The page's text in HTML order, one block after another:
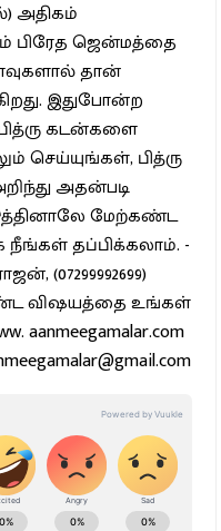
அதிகம்
பிரேத ஜென்மத்தை
தான்
இதுபோன்ற
கடன்களை
செய்யுங்கள், பித்ரு
அதன்படி
மேற்கண்ட
நீங்கள் தப்பிக்கலாம். -
(07299992699)
விஷயத்தை உங்கள்